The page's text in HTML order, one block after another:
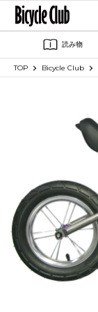
読み物
TOP Bicycle Club